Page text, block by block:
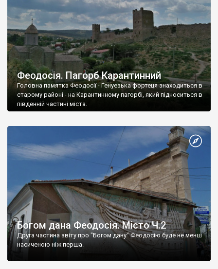
Феодосія. Пагорб Карантинний
Головна памятка Феодосії - Генуезька фортеця знаходиться в
старому районі - на Карантинному пагорбі, який підноситься в
південній частині міста.
Богом дана Феодосія. Місто Ч.2
Друга частина звіту про "Богом дану" Феодосію буде не менш
насиченою ніж перша.